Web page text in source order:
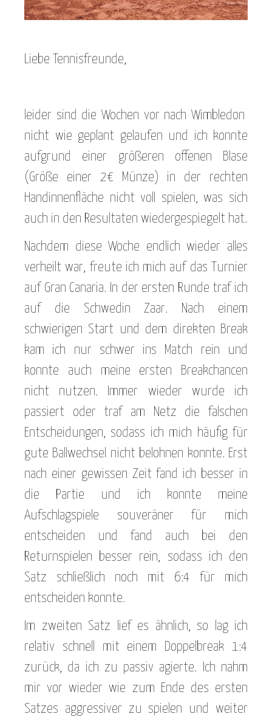
Liebe Tennisfreunde,
leider sind die Wochen vor nach Wimbledon
nicht wie geplant gelaufen und ich konnte
aufgrund einer größeren offenen Blase
(Größe einer 2€ Münze) in der rechten
Handinnenfläche nicht voll spielen, was sich
auch in den Resultaten wiedergespiegelt hat.
Nachdem diese Woche endlich wieder alles
verheilt war, freute ich mich auf das Turnier
auf Gran Canaria. In der ersten Runde traf ich
auf die Schwedin Zaar. Nach einem
schwierigen Start und dem direkten Break
kam ich nur schwer ins Match rein und
konnte auch meine ersten Breakchancen
nicht nutzen. Immer wieder wurde ich
passiert oder traf am Netz die falschen
Entscheidungen, sodass ich mich häufig für
gute Ballwechsel nicht belohnen konnte. Erst
nach einer gewissen Zeit fand ich besser in
die Partie und ich konnte meine
Aufschlagspiele souveräner für mich
entscheiden und fand auch bei den
Returnspielen besser rein, sodass ich den
Satz schließlich noch mit 6:4 für mich
entscheiden konnte.
Im zweiten Satz lief es ähnlich, so lag ich
relativ schnell mit einem Doppelbreak 1:4
zurück, da ich zu passiv agierte. Ich nahm
mir vor wieder wie zum Ende des ersten
Satzes aggressiver zu spielen und weiter